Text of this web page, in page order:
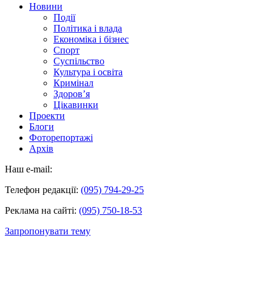
Новини
Події
Політика і влада
Економіка і бізнес
Спорт
Суспільство
Культура і освіта
Кримінал
Здоров’я
Цікавинки
Проекти
Блоги
Фоторепортажі
Архів
Наш e-mail:
Телефон редакції: (095) 794-29-25
Реклама на сайті: (095) 750-18-53
Запропонувати тему